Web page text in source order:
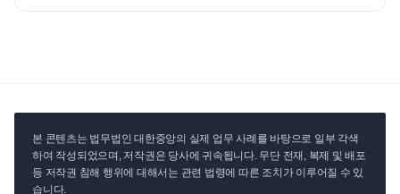
본 콘텐츠는 법무법인 대한중앙의 실제 업무 사례를 바탕으로 일부 각색
하여 작성되었으며, 저작권은 당사에 귀속됩니다. 무단 전재, 복제 및 배포
등 저작권 침해 행위에 대해서는 관련 법령에 따른 조치가 이루어질 수 있
습니다.